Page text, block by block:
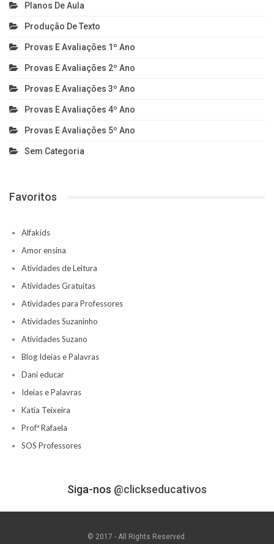
Planos De Aula
Produção De Texto
Provas E Avaliações 1º Ano
Provas E Avaliações 2º Ano
Provas E Avaliações 3º Ano
Provas E Avaliações 4º Ano
Provas E Avaliações 5º Ano
Sem Categoria
Favoritos
Alfakids
Amor ensina
Atividades de Leitura
Atividades Gratuitas
Atividades para Professores
Atividades Suzaninho
Atividades Suzano
Blog Ideias e Palavras
Dani educar
Ideias e Palavras
Katia Teixeira
Profª Rafaela
SOS Professores
Siga-nos @clickseducativos
© 2017 - All Rights Reserved.